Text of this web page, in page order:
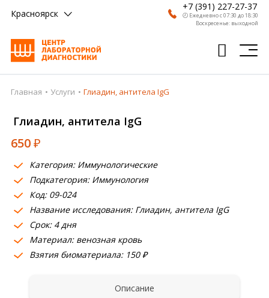
Красноярск
+7 (391) 227-27-37
🕗 Ежедневно с 07:30 до 18:30
Воскресенье: выходной
Главная
Анализы
Врачи
Получить результат
Пациентам
О компании
Где сдать
Главная Услуги Глиадин, антитела IgG
Глиадин, антитела IgG
650₽
Категория: Иммунологические
Подкатегория: Иммунология
Код: 09-024
Название исследования: Глиадин, антитела IgG
Срок: 4 дня
Материал: венозная кровь
Взятия биоматериала: 150 ₽
Описание